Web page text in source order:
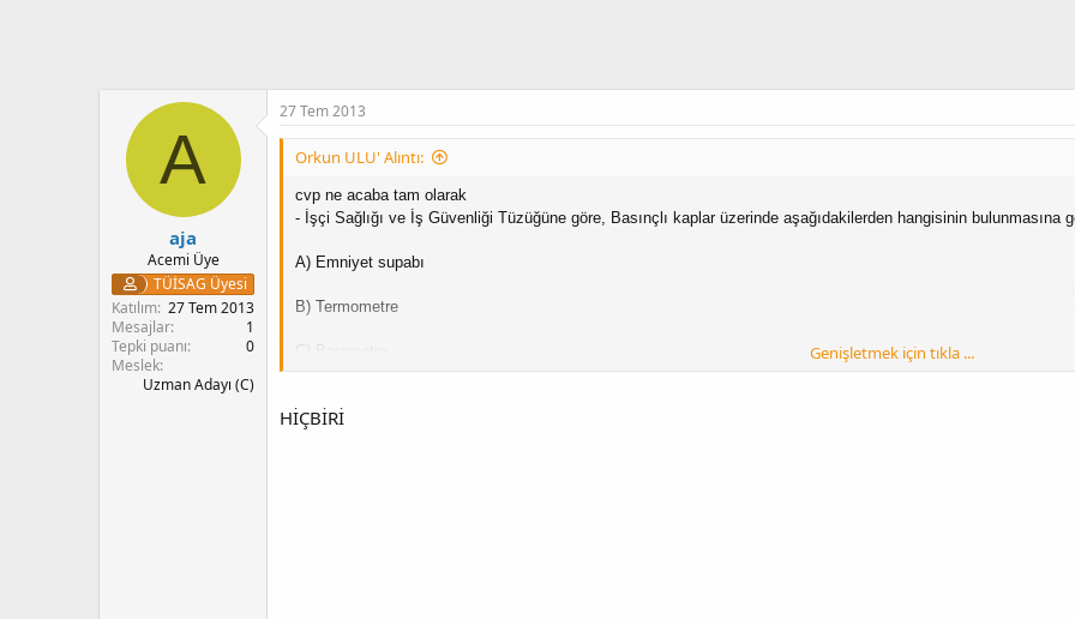
A
aja
Acemi Üye
TÜİSAG Üyesi
Katılım 27 Tem 2013
Mesajlar
1
Tepki puanı
0
Meslek
Uzman Adayı (C)
27 Tem 2013
Orkun ULU' Alıntı:
cvp ne acaba tam olarak
- İşçi Sağlığı ve İş Güvenliği Tüzüğüne göre, Basınçlı kaplar üzerinde aşağıdakilerden hangisinin bulunmasına
A) Emniyet supabı
B) Termometre
C) Barometre Genişletmek için tıkla ...
HİÇBİRİ